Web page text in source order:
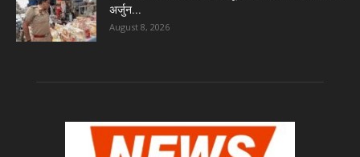
अर्जुन...
August 8, 2026